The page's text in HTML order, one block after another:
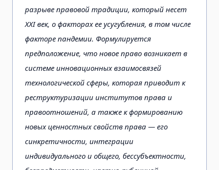
разрыве правовой традиции, который несет
ХХI век, о факторах ее усугубления, в том числе
факторе пандемии. Формулируется
предположение, что новое право возникает в
системе инновационных взаимосвязей
технологической сферы, которая приводит к
реструктуризации институтов права и
правоотношений, а также к формированию
новых ценностных свойств права — его
синкретичности, интеграции
индивидуального и общего, бессубъектности,